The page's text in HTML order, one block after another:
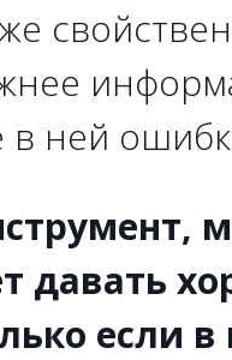
ней
давать
если